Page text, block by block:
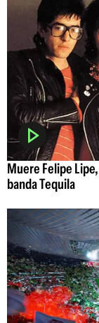
Muere Felipe
banda Tequila